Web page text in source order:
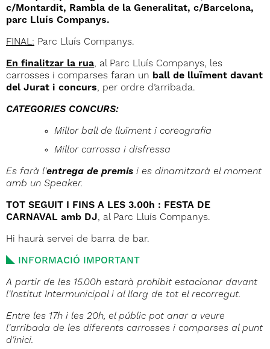
c/Montardit, Rambla de la Generalitat, c/Barcelona,
parc Lluís Companys.
FINAL: Parc Lluís Companys.
En finalitzar la rua, al Parc Lluís Companys, les
carrosses i comparses faran un ball de lluïment davant
del Jurat i concurs, per ordre d’arribada.
CATEGORIES CONCURS:
Millor ball de lluïment i coreografia
Millor carrossa i disfressa
Es farà l'entrega de premis i es dinamitzarà el moment
amb un Speaker.
TOT SEGUIT I FINS A LES 3.00h : FESTA DE
CARNAVAL amb DJ, al Parc Lluís Companys.
Hi haurà servei de barra de bar.
INFORMACIÓ IMPORTANT
A partir de les 15.00h estarà prohibit estacionar davant
l'Institut Intermunicipal i al llarg de tot el recorregut.
Entre les 17h i les 20h, el públic pot anar a veure
l'arribada de les diferents carrosses i comparses al punt
d'inici.